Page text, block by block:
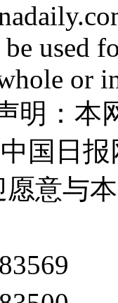
used
or
明：
国日
意与